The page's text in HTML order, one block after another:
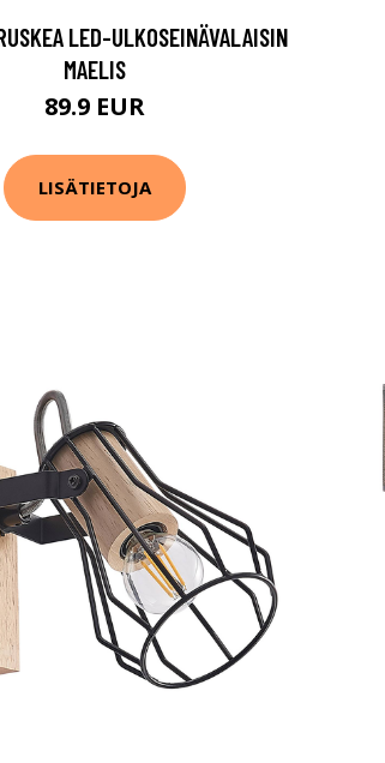
LED-ULKOSEINÄVALAISIN
MAELIS
89.9 EUR
LISÄTIETOJA